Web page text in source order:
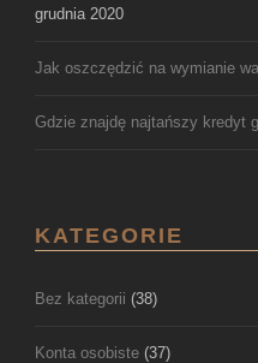
grudnia 2020
Jak oszczędzić na wymianie
Gdzie znajdę najtańszy kredyt
KATEGORIE
Bez kategorii (38)
Konta osobiste (37)